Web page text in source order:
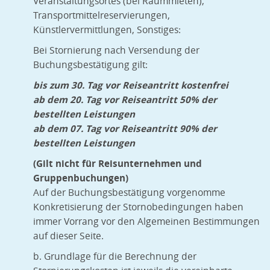
Transportmittelreservierungen,
Künstlervermittlungen, Sonstiges:
Bei Stornierung nach Versendung der
Buchungsbestätigung gilt:
bis zum 30. Tag vor Reiseantritt kostenfrei
ab dem 20. Tag vor Reiseantritt 50% der
bestellten Leistungen
ab dem 07. Tag vor Reiseantritt 90% der
bestellten Leistungen
(Gilt nicht für Reisunternehmen und
Gruppenbuchungen)
Auf der Buchungsbestätigung vorgenomme
Konkretisierung der Stornobedingungen haben
immer Vorrang vor den Algemeinen Bestimmungen
auf dieser Seite.
b. Grundlage für die Berechnung der